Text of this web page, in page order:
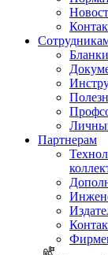
Партнерам